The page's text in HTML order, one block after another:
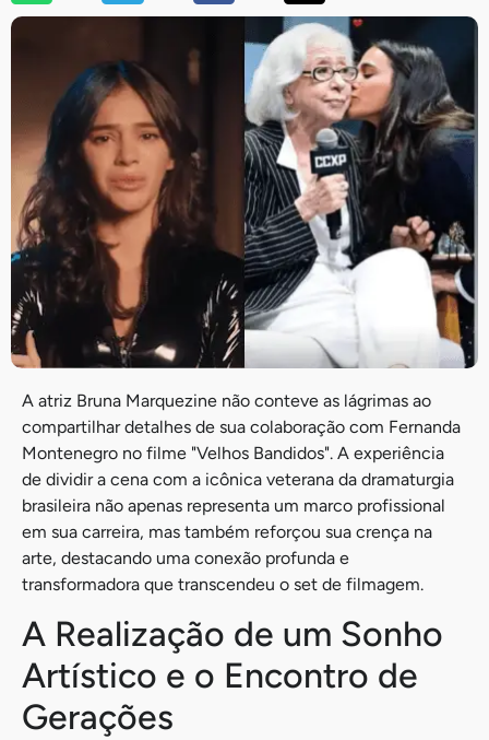
A atriz Bruna Marquezine não conteve as lágrimas ao
compartilhar detalhes de sua colaboração com Fernanda
Montenegro no filme "Velhos Bandidos". A experiência
de dividir a cena com a icônica veterana da dramaturgia
brasileira não apenas representa um marco profissional
em sua carreira, mas também reforçou sua crença na
arte, destacando uma conexão profunda e
transformadora que transcendeu o set de filmagem.
A Realização de um Sonho
Artístico e o Encontro de
Gerações